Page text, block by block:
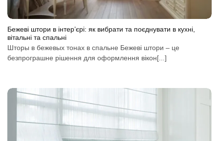
Бежеві штори в інтер’єрі: як вибрати та поєднувати в кухні,
вітальні та спальні
Шторы в бежевых тонах в спальне Бежеві штори – це
безпрограшне рішення для оформлення вікон[...]